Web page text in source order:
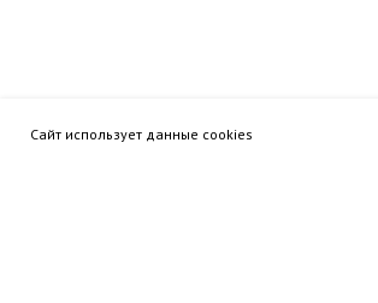
Сайт использует данные cookies